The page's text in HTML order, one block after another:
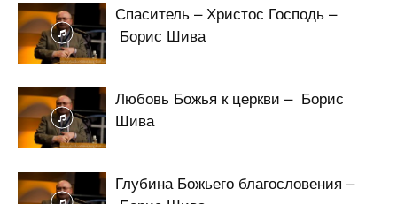
Спаситель – Христос Господь –
Борис Шива
Любовь Божья к церкви – Борис
Шива
Глубина Божьего благословения –